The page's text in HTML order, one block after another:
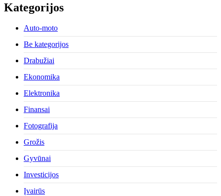
Kategorijos
Auto-moto
Be kategorijos
Drabužiai
Ekonomika
Elektronika
Finansai
Fotografija
Grožis
Gyvūnai
Investicijos
Įvairūs